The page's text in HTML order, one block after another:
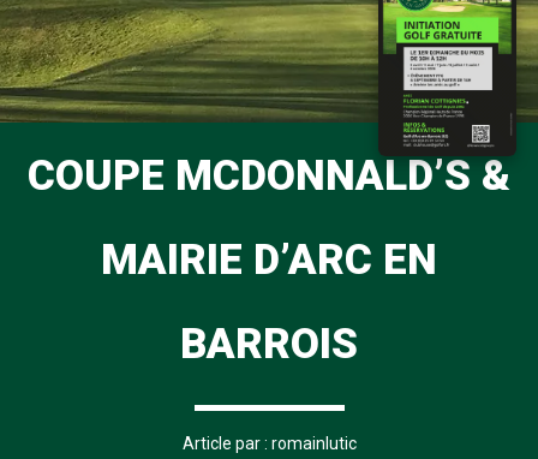
COUPE MCDONNALD’S &
MAIRIE D’ARC EN
BARROIS
Article par : romainlutic